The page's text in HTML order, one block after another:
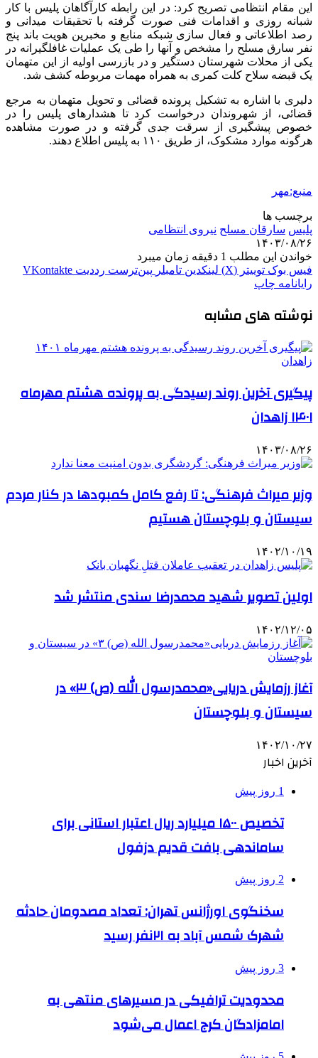
این مقام انتظامی تصریح کرد: در این رابطه کارآگاهان پلیس با کار
شبانه روزی و اقدامات فنی صورت گرفته با تحقیقات میدانی و
رصد اطلاعاتی و فعال سازی شبکه منابع و مخبرین هویت باند پنج
نفر سارق مسلح را مشخص و آنها را طی یک عملیات غافلگیرانه در
یکی از محلات شهرستان دستگیر و در بازرسی اولیه از این متهمان
یک قبضه سلاح کلت کمری به همراه مهمات مربوطه کشف شد.
دلیری با اشاره به تشکیل پرونده قضائی و تحویل متهمان به مرجع
قضائی، از شهروندان درخواست کرد تا هشدارهای پلیس را در
خصوص پیشگیری از سرقت جدی گرفته و در صورت مشاهده
هرگونه موارد مشکوک، از طریق ۱۱۰ به پلیس اطلاع دهند.
منبع:مهر
برچسب ها
پلیس سارقان مسلح نیروی انتظامی
۱۴۰۳/۰۸/۲۶
خواندن این مطلب 1 دقیقه زمان میبرد
فیس بوک توییتر (X) لینکدین ‫تامبلر ‫پین‌ترست ‫رددیت ‫VKontakte
رایانامه چاپ
نوشته های مشابه
پیگیری آخرین روند رسیدگی به پرونده هشتم مهرماه
۱۴۰۱ زاهدان
۱۴۰۳/۰۸/۲۶
وزیر میراث فرهنگی: تا رفع کامل کمبودها در کنار مردم
سیستان و بلوچستان هستیم
۱۴۰۲/۱۰/۱۹
اولین تصویر شهید محمدرضا سندی منتشر شد
۱۴۰۲/۱۲/۰۵
آغاز رزمایش دریایی«محمدرسول الله (ص) ۳» در
سیستان و بلوچستان
۱۴۰۲/۱۰/۲۷
آخرین اخبار
1 روز پیش
تخصیص ۱۵۰۰ میلیارد ریال اعتبار استانی برای
ساماندهی بافت قدیم دزفول
2 روز پیش
سخنگوی اورژانس تهران: تعداد مصدومان حادثه
شهرک شمس آباد به ۲۱نفر رسید
3 روز پیش
محدودیت ترافیکی در مسیرهای منتهی به
امامزادگان کرج اعمال می‌شود